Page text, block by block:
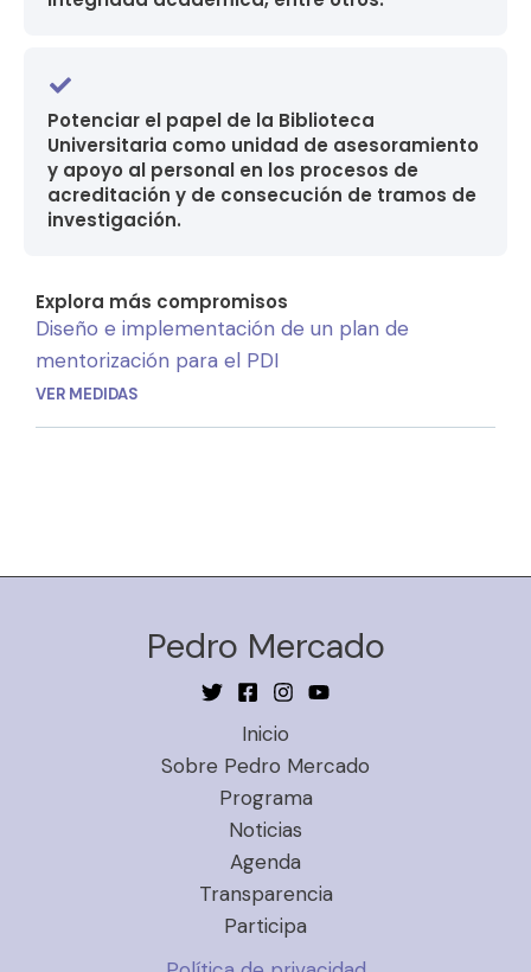
Potenciar el papel de la Biblioteca
Universitaria como unidad de asesoramiento
y apoyo al personal en los procesos de
acreditación y de consecución de tramos de
investigación.
Explora más compromisos
Diseño e implementación de un plan de
mentorización para el PDI
VER MEDIDAS
Pedro Mercado
Inicio
Sobre Pedro Mercado
Programa
Noticias
Agenda
Transparencia
Participa